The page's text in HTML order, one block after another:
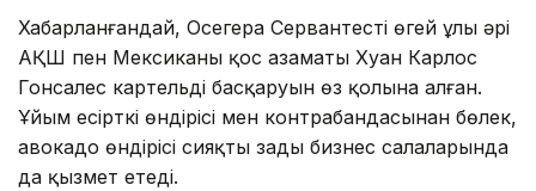
Хабарланғандай, Осегера Сервантестің өгей ұлы әрі
АҚШ пен Мексиканың қос азаматы Хуан Карлос
Гонсалес картельдің басқаруын өз қолына алған.
Ұйым есірткі өндірісі мен контрабандасынан бөлек,
авокадо өндірісі сияқты заңды бизнес салаларында
да қызмет етеді.